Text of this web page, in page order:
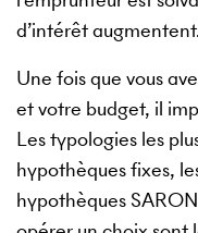
d’intérêt
Une fois que vous
et votre budget, il
Les typologies les
hypothèques fixes,
hypothèques